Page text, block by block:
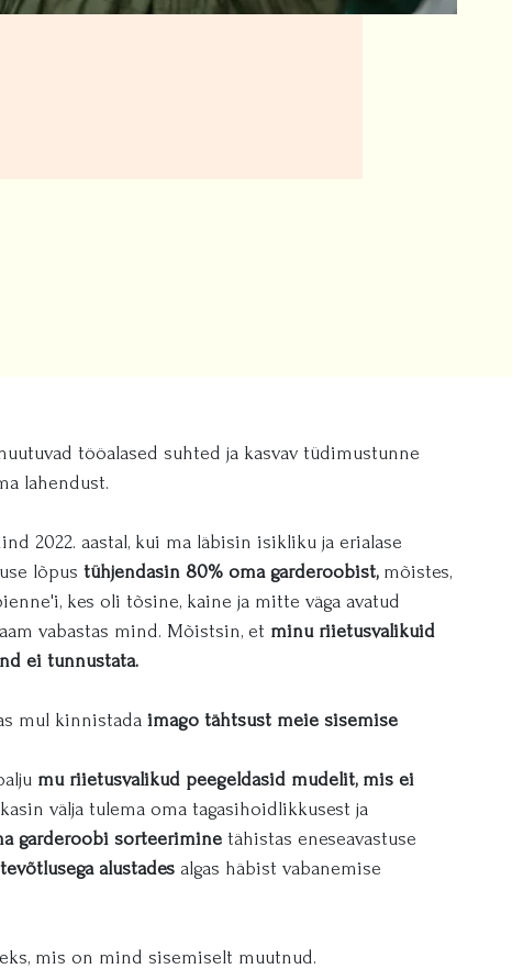
tööalased suhted ja kasvav tüdimustunne
lahendust.
2022. aastal, kui ma läbisin isikliku ja erialase
lõpus tühjendasin 80% oma garderoobist,mõistes,
kes oli tõsine, kaine ja mitte väga avatud
vabastas mind. Mõistsin, et minu riietusvalikuid
ei tunnustata.
mul kinnistada imago tähtsust meie sisemise
mu riietusvalikud peegeldasid mudelit, mis ei
välja tulema oma tagasihoidlikkusest ja
garderoobi sorteerimine tähistas eneseavastuse
alustades algas häbist vabanemise
mis on mind sisemiselt muutnud.